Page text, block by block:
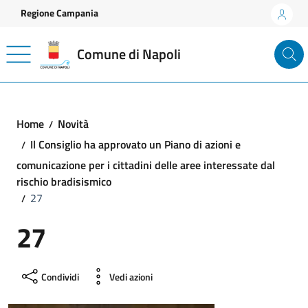
Vai ai contenuti
Vai al footer
Regione Campania
Comune di Napoli
Home
Novità
Il Consiglio ha approvato un Piano di azioni e
comunicazione per i cittadini delle aree interessate dal
rischio bradisismico
27
27
Condividi Vedi azioni